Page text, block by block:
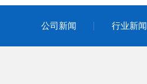
公司新闻 行业新闻